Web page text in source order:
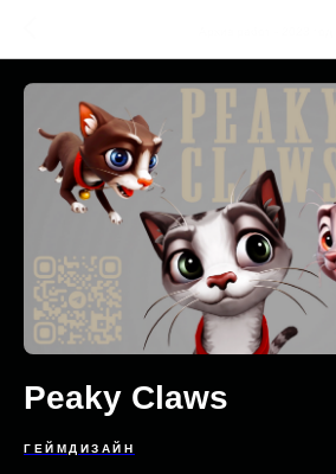
Peaky Claws
ГЕЙМДИЗАЙН